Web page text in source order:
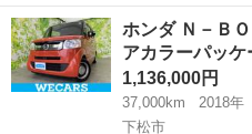
名： ホンダ ■ 車種名： ステッ
名： スパーダＺクールスピリッ
両側電動スライ...
山口 周南市 ステップワゴン
ホンダ Ｎ－Ｂ
アカラーパッ
1,136,000円
37,000km
2018年
下松市